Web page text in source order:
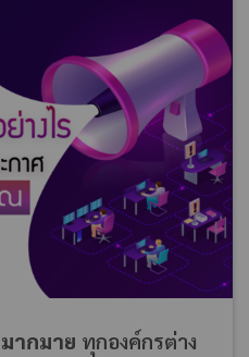
ากมาย ทุกองค์กรต่าง